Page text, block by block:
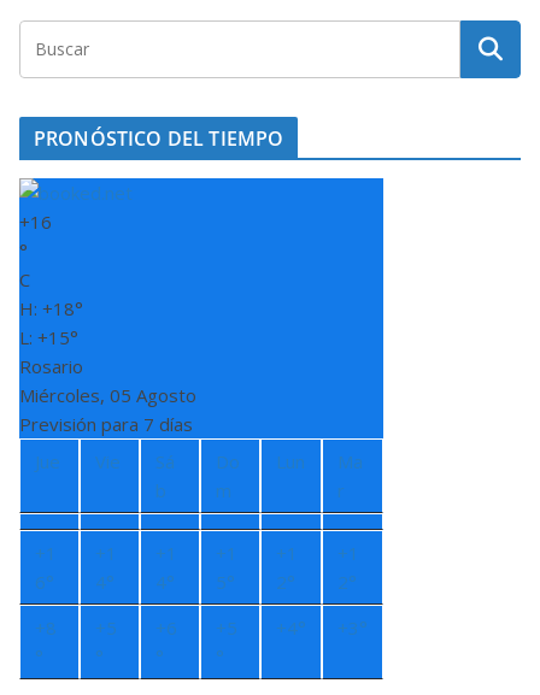
PRONÓSTICO DEL TIEMPO
+16
°
C
H: +18°
L: +15°
Rosario
Miércoles, 05 Agosto
Previsión para 7 días
Jue
Vie
Sá
b
Do
m
Lun
Ma
r
+1
6°
+1
4°
+1
4°
+1
5°
+1
2°
+1
2°
+8
°
+5
°
+6
°
+5
°
+4° +3°